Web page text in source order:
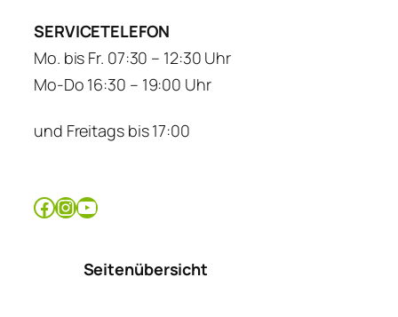
SERVICETELEFON
Mo. bis Fr. 07:30 – 12:30 Uhr
Mo-Do 16:30 – 19:00 Uhr
und Freitags bis 17:00
Facebook InstagramYouTube
Seitenübersicht